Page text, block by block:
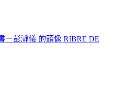
RIBRE DE